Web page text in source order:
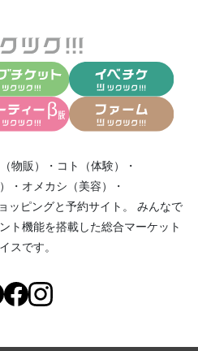
物販） ・ コト（体験）
・
・ オメカシ（美容）
・
ッピングと予約サイト。
みんなで
ト機能を搭載した総合マーケット
スです。